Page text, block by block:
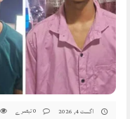
اگست 4, 2026